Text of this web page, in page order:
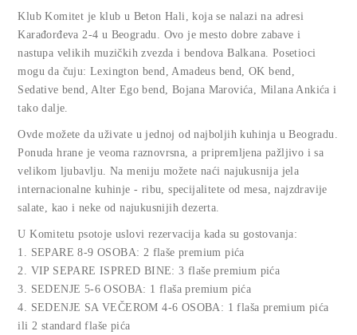
Klub Komitet je klub u Beton Hali, koja se nalazi na adresi
Karađorđeva 2-4 u Beogradu. Ovo je mesto dobre zabave i
nastupa velikih muzičkih zvezda i bendova Balkana. Posetioci
mogu da čuju: Lexington bend, Amadeus bend, OK bend,
Sedative bend, Alter Ego bend, Bojana Marovića, Milana Ankića i
tako dalje.
Ovde možete da uživate u jednoj od najboljih kuhinja u Beogradu.
Ponuda hrane je veoma raznovrsna, a pripremljena pažljivo i sa
velikom ljubavlju. Na meniju možete naći najukusnija jela
internacionalne kuhinje - ribu, specijalitete od mesa, najzdravije
salate, kao i neke od najukusnijih dezerta.
U Komitetu psotoje uslovi rezervacija kada su gostovanja:
1. SEPARE 8-9 OSOBA: 2 flaše premium pića
2. VIP SEPARE ISPRED BINE: 3 flaše premium pića
3. SEDENJE 5-6 OSOBA: 1 flaša premium pića
4. SEDENJE SA VEČEROM 4-6 OSOBA: 1 flaša premium pića
ili 2 standard flaše pića